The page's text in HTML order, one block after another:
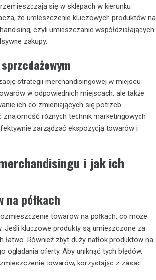
się w sklepach w kierunku
że umieszczenie kluczowych produktów na
czyli umieszczanie współdziałających
zakupy.
strategii merchandisingowej w miejscu
w odpowiednich miejscach, ale także
ich do zmieniających się potrzeb
różnych technik marketingowych
zarządzać ekspozycją towarów i
i jak ich
na półkach
towarów na półkach, co może
Jeśli kluczowe produkty są umieszczone za
Również zbyt duży natłok produktów na
oglądania oferty. Aby uniknąć tych błędów,
towarów, korzystając z zasad